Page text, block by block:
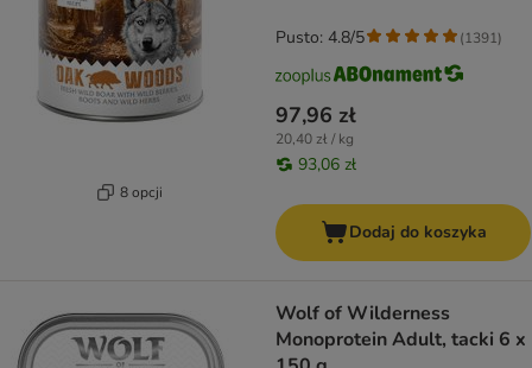
8 opcji
97,96 zł
20,40 zł / kg
93,06 zł
Pusto: 4.8/5 (1391)
Dodaj do koszyka
Wolf of Wilderness
Monoprotein Adult, tacki 6 x